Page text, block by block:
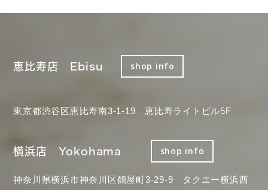
恵比寿店 Ebisu shop info
東京都渋谷区恵比寿南3-1-19 恵比寿ライトビル5F
横浜店 Yokohama shop info
神奈川県横浜市神奈川区鶴屋町3-29-9 タクエー横浜西